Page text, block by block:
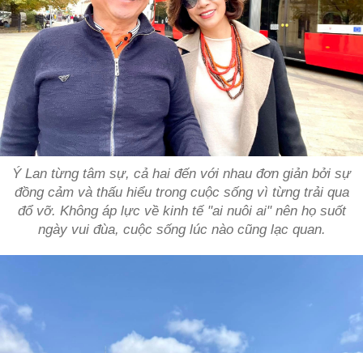
Ý Lan từng tâm sự, cả hai đến với nhau đơn giản bởi sự
đồng cảm và thấu hiểu trong cuộc sống vì từng trải qua
đổ vỡ. Không áp lực về kinh tế "ai nuôi ai" nên họ suốt
ngày vui đùa, cuộc sống lúc nào cũng lạc quan.